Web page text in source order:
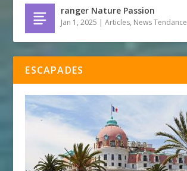
ranger Nature Passion
Jan 1, 2025 |Articles, News Tendance
ESCAPADES